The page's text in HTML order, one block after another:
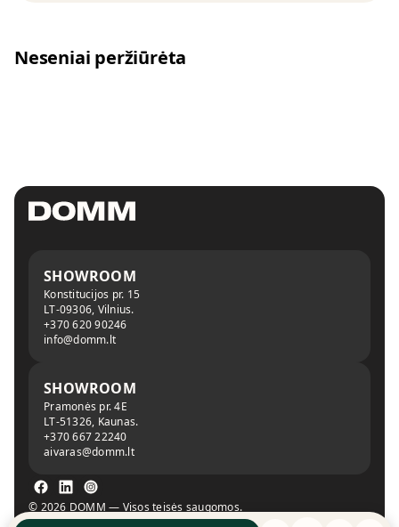
Neseniai peržiūrėta
SHOWROOM
Konstitucijos pr. 15
LT-09306, Vilnius.
+370 620 90246
info@domm.lt
SHOWROOM
Pramonės pr. 4E
LT-51326, Kaunas.
+370 667 22240
aivaras@domm.lt
© 2026 DOMM — Visos teisės saugomos.